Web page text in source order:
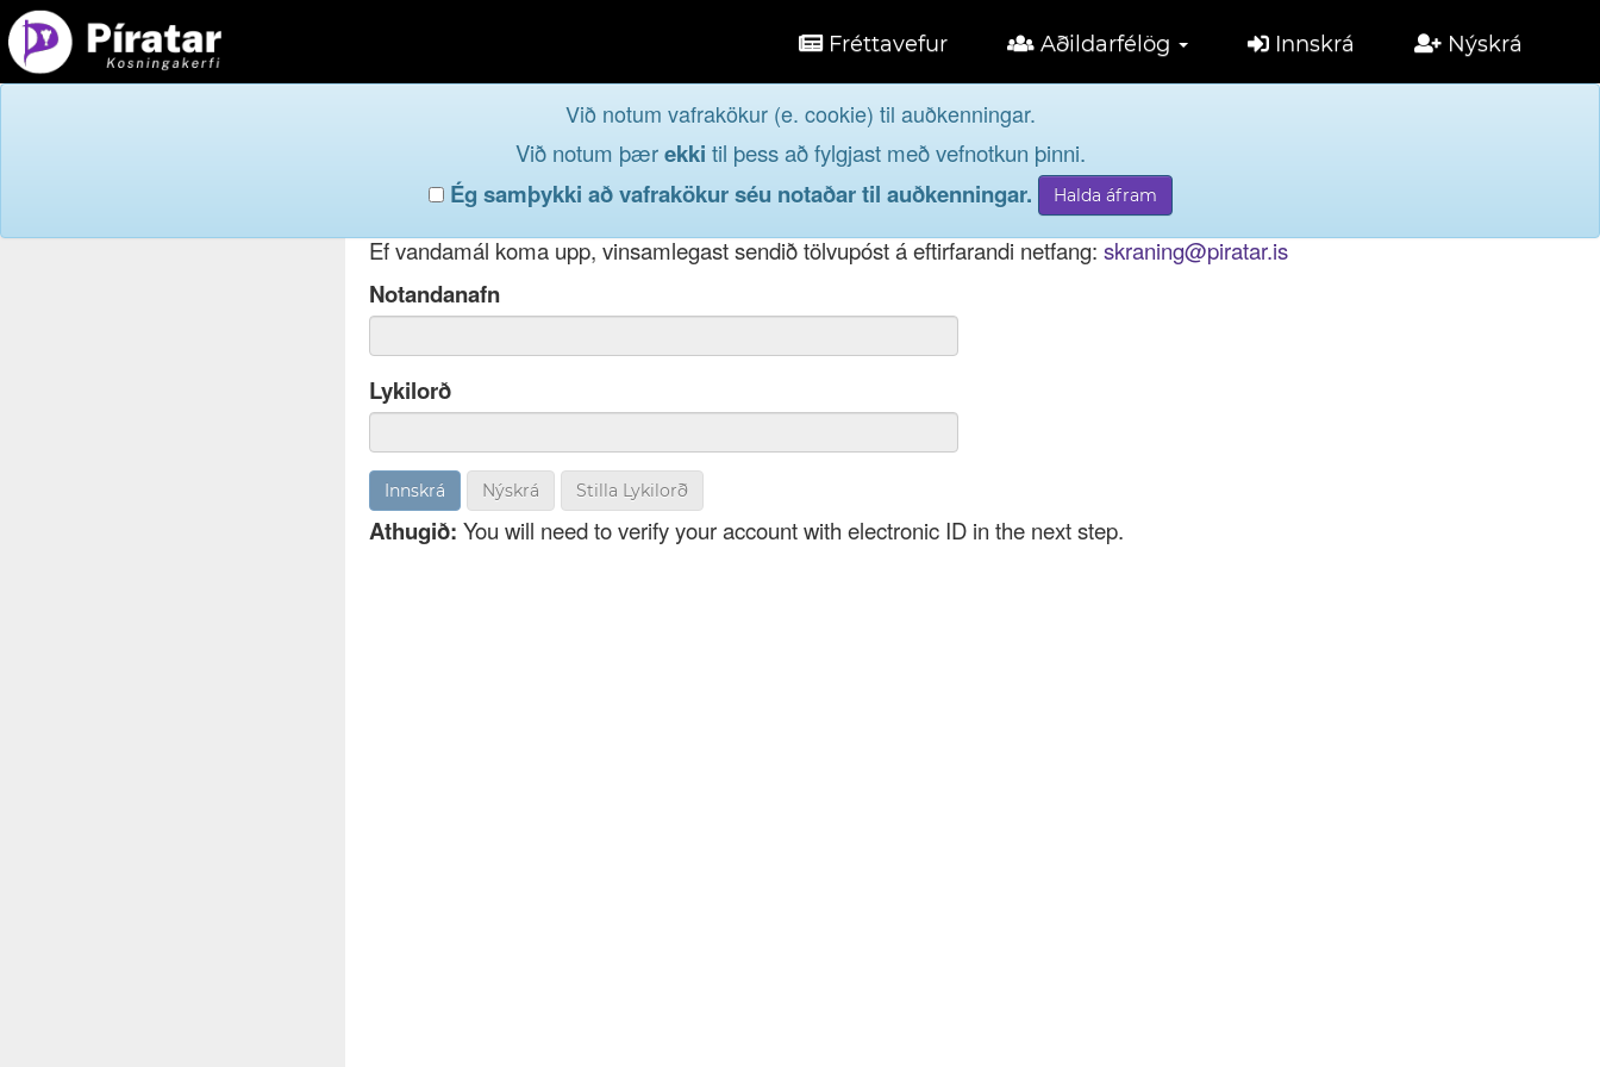
Fréttavefur Aðildarfélög Innskrá Nýskrá
Við notum vafrakökur (e. cookie) til auðkenningar.
Við notum þærekki til þess að fylgjast með vefnotkun þinni.
Ég samþykki að vafrakökur séu notaðar til auðkenningar.
Innskráog taktu þátt í lýðræðinu...
Ef þú hefur gleymt notendanafni þínu, þá má einnig nota netfang eða kennitölu til innskráningar.
Ef vandamál koma upp, vinsamlegast sendið tölvupóst á eftirfarandi netfang: skraning@piratar.is
Notandanafn
Lykilorð
Nýskrá Stilla Lykilorð
Athugið: You will need to verify your account with electronic ID in the next step.